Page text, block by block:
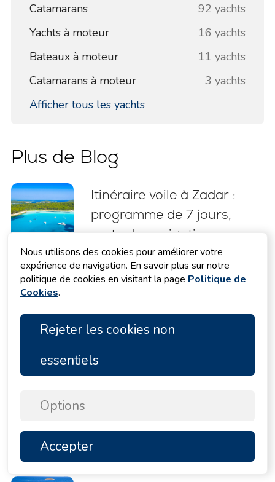
Catamarans
92 yachts
Yachts à moteur
16 yachts
Bateaux à moteur
11 yachts
Catamarans à moteur
3 yachts
Afficher tous les yachts
Plus de Blog
Itinéraire voile à Zadar :
programme de 7 jours,
carte de navigation, pauses
baignade et conseils
d’amarrage
sécurité lors d’un orage en
naviguant en Croatie : 5
bonnes pratiques
d’une croisière en yacht en
Croatie
Nous utilisons des cookies pour améliorer votre
expérience de navigation. En savoir plus sur notre
politique de cookies en visitant la page Politique de
Cookies.
Rejeter les cookies non
essentiels
Options
Accepter